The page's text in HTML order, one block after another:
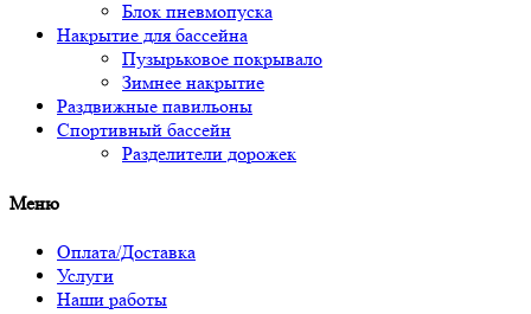
Блок пневмопуска
Накрытие для бассейна
Пузырьковое покрывало
Зимнее накрытие
Раздвижные павильоны
Спортивный бассейн
Разделители дорожек
Меню
Оплата/Доставка
Услуги
Наши работы